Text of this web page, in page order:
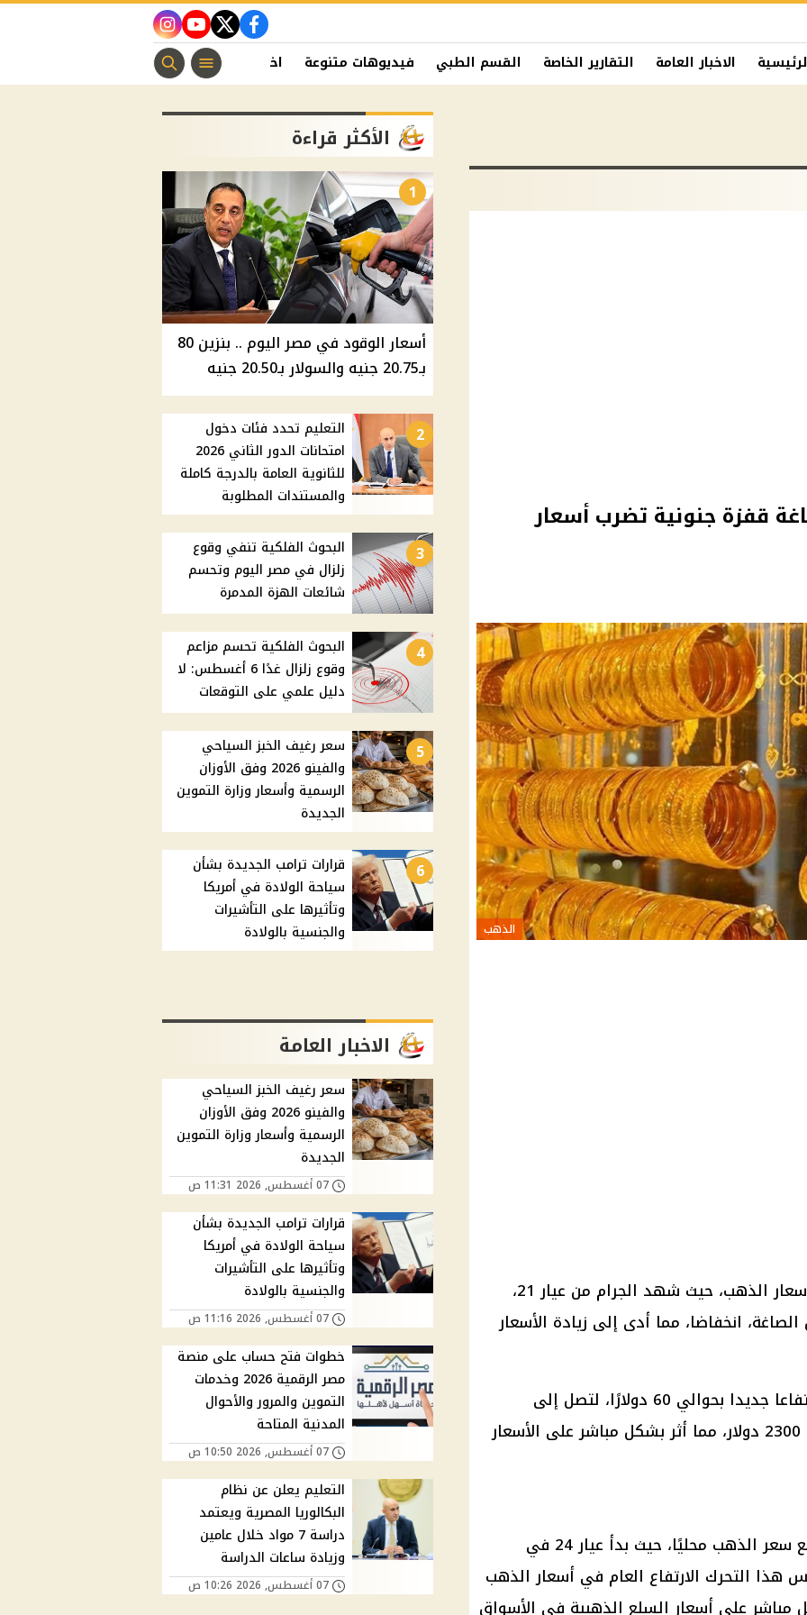
facebook
twitter
youtube
instagram
الاخبار العامة التقارير الخاصة القسم الطبي فيديوهات متنوعة اخبار الفن منوعات مسيحية
قفزة جنونية تضرب أسعار
الذهب
أعلنت مصر عن قفزة ملحوظة في أسعار الذهب، حيث شهد الجرام من عيار 21،
انخفاضا، مما أدى إلى زيادة الأسعار
وقد سجلت أسعار الأوقية عالميًا ارتفاعا جديدا بحوالي 60 دولارًا، لتصل إلى
2,360.45 دولار بعد أن كانت حوالي 2300 دولار، مما أثر بشكل مباشر على الأسعار
ونتيجة لهذا الارتفاع العالمي، ارتفع سعر الذهب محليًا، حيث بدأ عيار 24 في
3600 جنيه. ويعكس هذا التحرك الارتفاع العام في أسعار الذهب
مباشر على أسعار السلع الذهبية في الأسواق
الأكثر قراءة
1
أسعار الوقود في مصر اليوم .. بنزين 80
بـ20.75 جنيه والسولار بـ20.50 جنيه
2
التعليم تحدد فئات دخول
امتحانات الدور الثاني 2026
للثانوية العامة بالدرجة كاملة
والمستندات المطلوبة
3
البحوث الفلكية تنفي وقوع
زلزال في مصر اليوم وتحسم
شائعات الهزة المدمرة
4
البحوث الفلكية تحسم مزاعم
وقوع زلزال غدًا 6 أغسطس: لا
دليل علمي على التوقعات
5
سعر رغيف الخبز السياحي
والفينو 2026 وفق الأوزان
الرسمية وأسعار وزارة التموين
الجديدة
6
قرارات ترامب الجديدة بشأن
سياحة الولادة في أمريكا
وتأثيرها على التأشيرات
والجنسية بالولادة
الاخبار العامة
سعر رغيف الخبز السياحي
والفينو 2026 وفق الأوزان
الرسمية وأسعار وزارة التموين
الجديدة
07 أغسطس, 2026 11:31 ص
قرارات ترامب الجديدة بشأن
سياحة الولادة في أمريكا
وتأثيرها على التأشيرات
والجنسية بالولادة
07 أغسطس, 2026 11:16 ص
خطوات فتح حساب على منصة
مصر الرقمية 2026 وخدمات
التموين والمرور والأحوال
المدنية المتاحة
07 أغسطس, 2026 10:50 ص
التعليم يعلن عن نظام
البكالوريا المصرية ويعتمد
دراسة 7 مواد خلال عامين
وزيادة ساعات الدراسة
07 أغسطس, 2026 10:26 ص